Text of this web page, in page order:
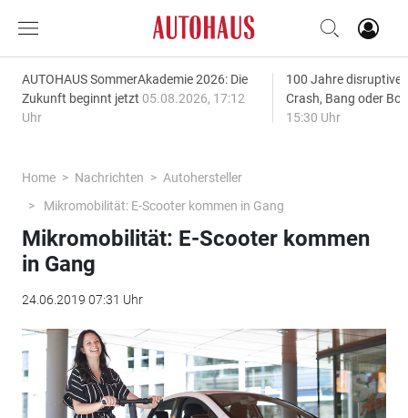
AUTOHAUS SommerAkademie 2026: Die
Zukunft beginnt jetzt 05.08.2026, 17:12
Uhr
100 Jahre disruptive
Crash, Bang oder
15:30 Uhr
Home Nachrichten
Autohersteller
Mikromobilität: E-Scooter kommen in Gang
Mikromobilität: E-Scooter kommen
in Gang
24.06.2019 07:31 Uhr